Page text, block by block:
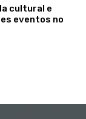
cultural e
eventos no